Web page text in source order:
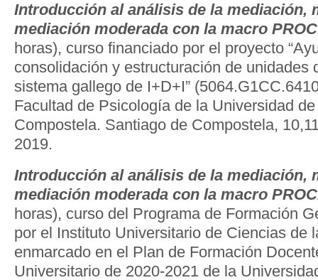
Introducción al análisis de la mediación,
mediación moderada con la macro
horas), curso financiado por el proyecto
consolidación y estructuración de unidades
sistema gallego de I+D+I”
Facultad de Psicología de la Universidad
Compostela. Santiago de Compostela,
2019.
Introducción al análisis de la mediación,
mediación moderada con la macro
horas), curso del Programa de Formación
por el Instituto Universitario de Ciencias de
enmarcado en el Plan de Formación
Universitario de 2020-2021 de la